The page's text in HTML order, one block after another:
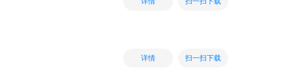
详情 扫一扫下载